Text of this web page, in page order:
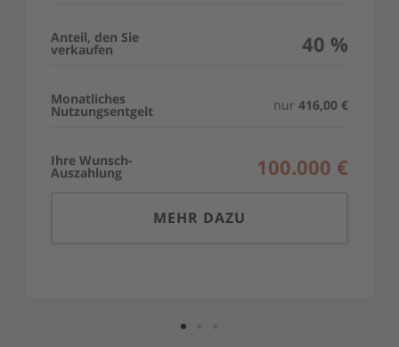
Anteil, den Sie
verkaufen 40 %
Monatliches
Nutzungsentgelt nur 416,00 €
Ihre Wunsch-
Auszahlung 100.000 €
MEHR DAZU